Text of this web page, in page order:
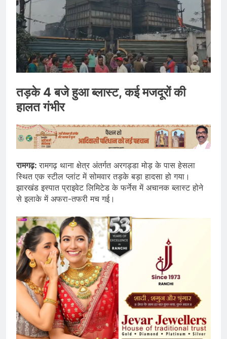
तड़के 4 बजे हुआ ब्लास्ट, कई मजदूरों की
हालत गंभीर
रामगढ़:रामगढ़ थाना क्षेत्र अंतर्गत अरगड्डा मोड़ के पास हेसला
स्थित एक स्टील प्लांट में सोमवार तड़के बड़ा हादसा हो गया।
झारखंड इस्पात प्राइवेट लिमिटेड के फर्नेस में अचानक ब्लास्ट होने
से इलाके में अफरा-तफरी मच गई।